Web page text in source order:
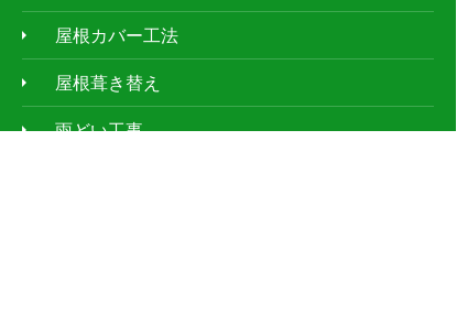
屋根カバー工法
屋根葺き替え
雨どい工事